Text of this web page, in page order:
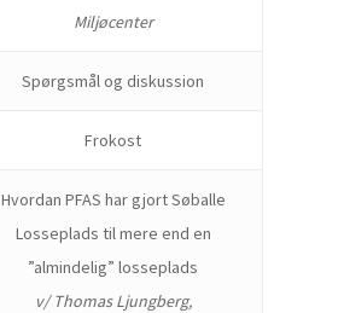
Miljøcenter
Spørgsmål og diskussion
Frokost
Hvordan PFAS har gjort Søballe
Losseplads til mere end en
”almindelig” losseplads
v/ Thomas Ljungberg,